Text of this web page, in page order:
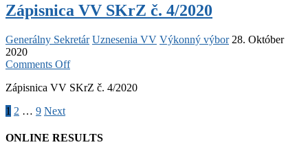
Zápisnica VV SKrZ č. 4/2020
Generálny Sekretár Uznesenia VV Výkonný výbor 28. Október
2020
Comments Offon
VV
Zápisnica VV SKrZ č. 4/2020
Posts
pagination
1 2 … 9 Next
ONLINE RESULTS